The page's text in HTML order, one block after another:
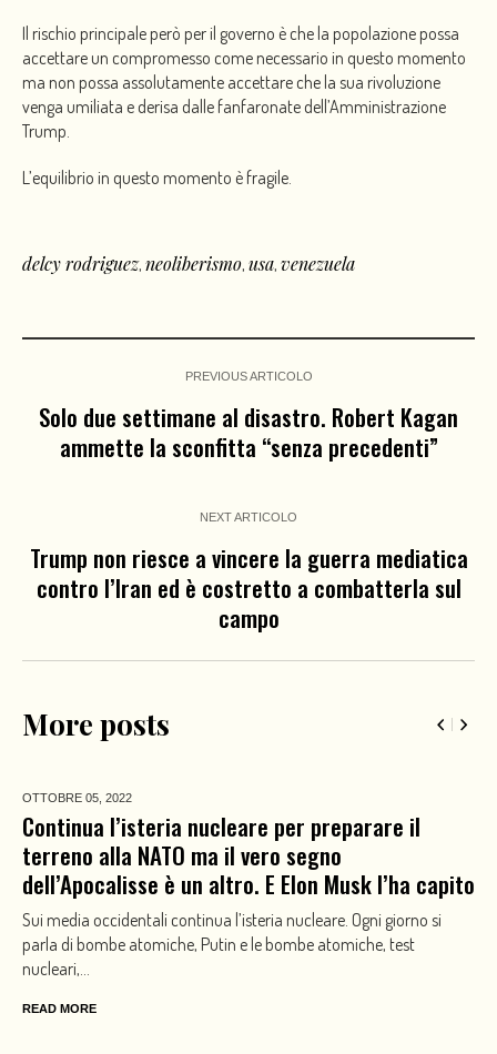
Il rischio principale però per il governo è che la popolazione possa
accettare un compromesso come necessario in questo momento
ma non possa assolutamente accettare che la sua rivoluzione
venga umiliata e derisa dalle fanfaronate dell’Amministrazione
Trump.
L’equilibrio in questo momento è fragile.
delcy rodriguez, neoliberismo, usa, venezuela
PREVIOUS ARTICOLO
Solo due settimane al disastro. Robert Kagan
ammette la sconfitta “senza precedenti”
NEXT ARTICOLO
Trump non riesce a vincere la guerra mediatica
contro l’Iran ed è costretto a combatterla sul
campo
More posts
OTTOBRE 05, 2022
Continua l’isteria nucleare per preparare il
terreno alla NATO ma il vero segno
dell’Apocalisse è un altro. E Elon Musk l’ha capito
Sui media occidentali continua l’isteria nucleare. Ogni giorno si
parla di bombe atomiche, Putin e le bombe atomiche, test
nucleari,...
READ MORE